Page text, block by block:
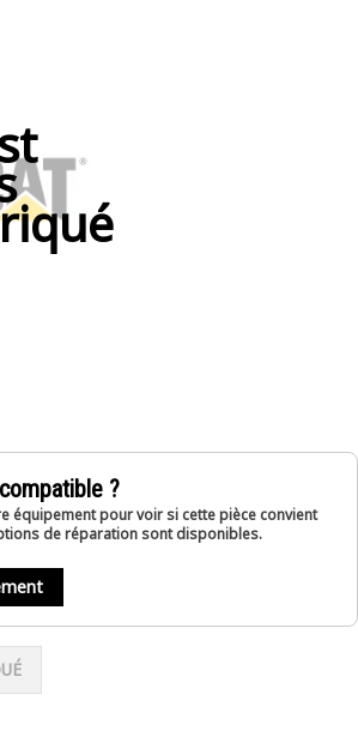
?
équipement pour voir si cette pièce convient
de réparation sont disponibles.